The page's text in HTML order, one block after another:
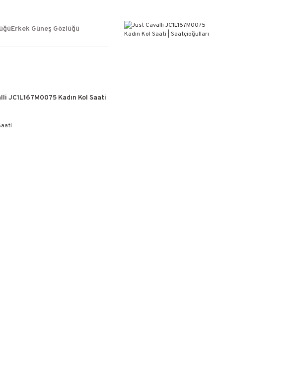
WEB SİTESİNE ÖZEL FİYATLAR
KAÇIRILMAYACAK FIRSATLAR
Erkek Güneş Gözlüğü
JC1L167M0075 Kadın Kol Saati